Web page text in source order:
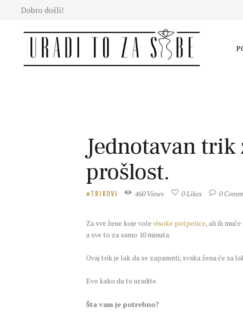
Dobro došli!
Moda
Mama i
deca
Jednotavan trik
prošlost.
TRIKOVI 460Views 0Likes 0
Za sve žene koje vole visoke potpetice, ali ih
a sve to za samo 10 minuta.
Ovaj trik je lak da se zapamnti, svaka žena će sa
Evo kako da to uradite.
Šta vam je potrebno?